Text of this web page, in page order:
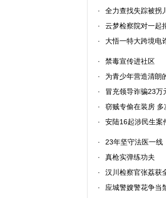
·
全力查找失踪被拐
·
云梦检察院对一起
· 大悟一特大跨境电
·
禁毒宣传进社区
·
为青少年营造清朗
·
冒充领导诈骗23万
·
窃贼专偷在装房 多
· 安陆16起涉民生案
·
23年坚守法医一线
·
真枪实弹练功夫
·
汉川检察官张荔获
·
应城警嫂警花争当